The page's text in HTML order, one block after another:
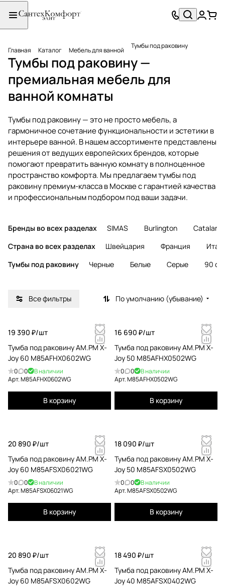
Главная Каталог Мебель для ванной Тумбы под раковину
Тумбы под раковину —
премиальная мебель для
ванной комнаты
Тумбы под раковину — это не просто мебель, а
гармоничное сочетание функциональности и эстетики в
интерьере ванной. В нашем ассортименте представлены
решения от ведущих европейских брендов, которые
помогают превратить ванную комнату в полноценное
пространство комфорта. Мы предлагаем тумбы под
раковину премиум-класса в Москве с гарантией качества
и профессиональным подбором под ваши задачи.
Бренды во всех разделах SIMAS Burlington
Catalano
Страна во всех разделах
Швейцария Франция
Тумбы под раковину
Черные Белые Серые 90 см
Все фильтры По умолчанию (убывание)
19 390 ₽/шт
Тумба под раковину AM.PM X-
Joy 60 M85AFHX0602WG
0 0
В наличии
Арт.M85AFHX0602WG
В корзину
16 690 ₽/шт
Тумба под раковину AM.PM X-
Joy 50 M85AFHX0502WG
0 0
В наличии
Арт.M85AFHX0502WG
В корзину
20 890 ₽/шт
Тумба под раковину AM.PM X-
Joy 60 M85AFSX06021WG
0 0
В наличии
Арт.M85AFSX06021WG
В корзину
18 090 ₽/шт
Тумба под раковину AM.PM X-
Joy 50 M85AFSX0502WG
0 0
В наличии
Арт.M85AFSX0502WG
В корзину
20 890 ₽/шт
Тумба под раковину AM.PM X-
Joy 60 M85AFSX0602WG
18 490 ₽/шт
Тумба под раковину AM.PM X-
Joy 40 M85AFSX0402WG